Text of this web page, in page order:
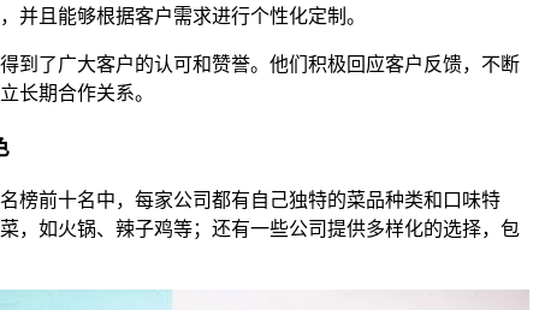
并且能够根据客户需求进行个性化定制。
到了广大客户的认可和赞誉。他们积极回应客户反馈，不断
长期合作关系。
榜前十名中，每家公司都有自己独特的菜品种类和口味特
，如火锅、辣子鸡等；还有一些公司提供多样化的选择，包